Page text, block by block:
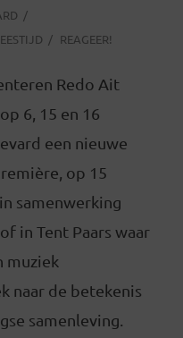
REAGEER!
Redo Ait
6, 15 en 16
een nieuwe
op 15
samenwerking
in Tent Paars waar
muziek
naar de betekenis
samenleving.